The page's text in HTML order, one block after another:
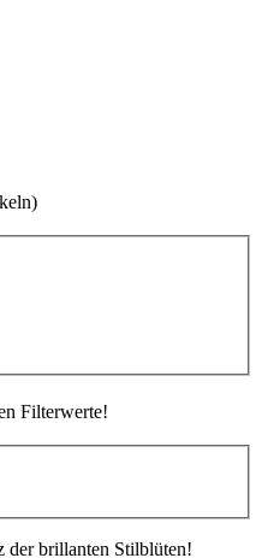
Filterwerte!
der brillanten Stilblüten!